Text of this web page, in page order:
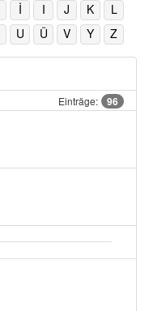
İ I J K
L
U Ü V Y Z
Einträge:
96